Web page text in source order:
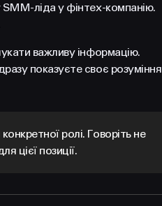
ліда у фінтех-компанію.
важливу інформацію.
показуєте своє розуміння
ролі. Говоріть не
цієї позиції.